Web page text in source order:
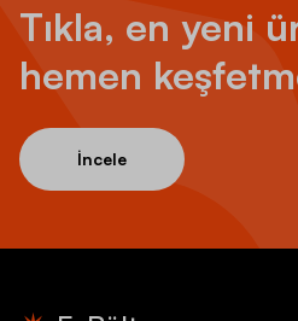
Tıkla, en yeni
hemen
İncele